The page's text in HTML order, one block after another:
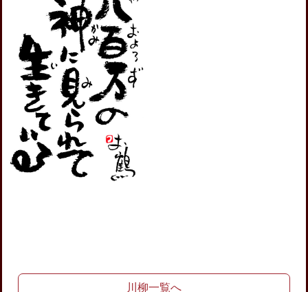
川柳一覧へ